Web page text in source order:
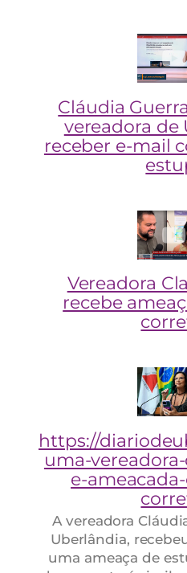
Cláudia
vereadora de
receber e-mail
Vereadora
recebe
https://
uma-
e-
A vereadora
Uberlândia,
uma ameaça de